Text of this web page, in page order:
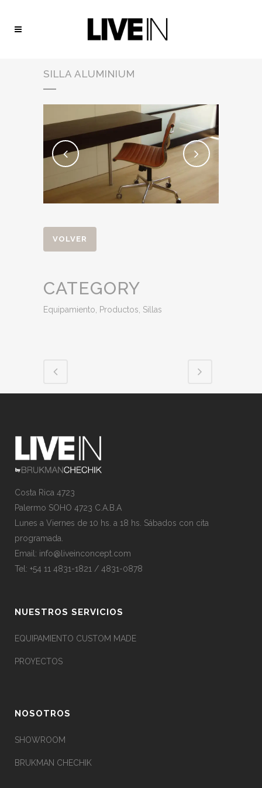
SILLA ALUMINIUM
VOLVER
CATEGORY
Equipamiento, Productos, Sillas
Costa Rica 4723
Palermo SOHO 4723 C.A.B.A
Lunes a Viernes de 10 hs. a 18 hs. Sábados con cita
programada.
Email: info@liveinconcept.com
Tel: +54 11 4831-1821 / 4831-0878
NUESTROS SERVICIOS
EQUIPAMIENTO CUSTOM MADE
PROYECTOS
NOSOTROS
SHOWROOM
BRUKMAN CHECHIK